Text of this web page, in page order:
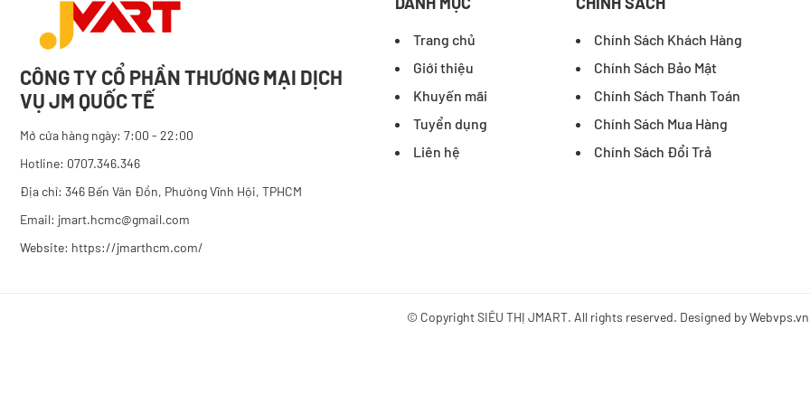
CÔNG TY CỔ PHẦN THƯƠNG MẠI DỊCH
VỤ JM QUỐC TẾ
Mở cửa hàng ngày: 7:00 - 22:00
Hotline: 0707.346.346
Địa chỉ: 346 Bến Vân Đồn, Phường Vĩnh Hội, TPHCM
Email: jmart.hcmc@gmail.com
Website: https://jmarthcm.com/
Trang chủ
Giới thiệu
Khuyến mãi
Tuyển dụng
Liên hệ
Chính Sách Khách Hàng
Chính Sách Bảo Mật
Chính Sách Thanh Toán
Chính Sách Mua Hàng
Chính Sách Đổi Trả
© CopyrightSIÊU THỊ JMART. All rights reserved. Designed byWebvps.vn